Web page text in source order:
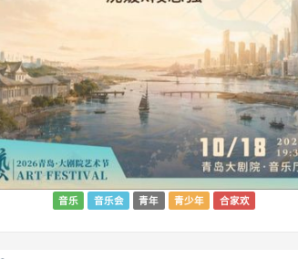
音乐 音乐会 青年 青少年 合家欢